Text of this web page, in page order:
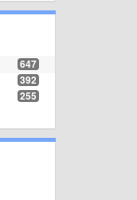
647
392
255